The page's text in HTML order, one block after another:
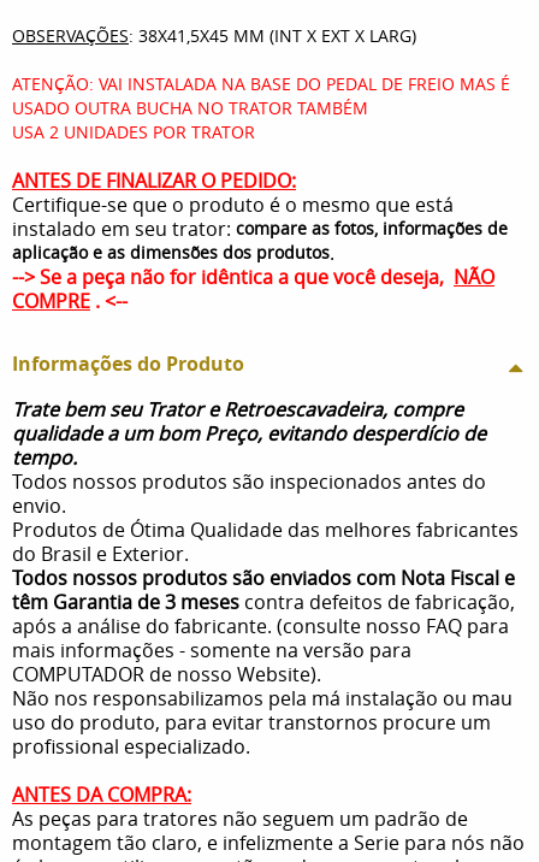
OBSERVAÇÕES: 38X41,5X45 MM (INT X EXT X LARG)
ATENÇÃO: VAI INSTALADA NA BASE DO PEDAL DE FREIO MAS É
USADO OUTRA BUCHA NO TRATOR TAMBÉM
USA 2 UNIDADES POR TRATOR
ANTES DE FINALIZAR O PEDIDO:
Certifique-se que o produto é o mesmo que está
instalado em seu trator: compare as fotos, informações de
aplicação e as dimensões dos produtos.
--> Se a peça não for idêntica a que você deseja, NÃO
COMPRE . <--
Informações do Produto
Trate bem seu Trator e Retroescavadeira, compre
qualidade a um bom Preço, evitando desperdício de
tempo.
Todos nossos produtos são inspecionados antes do
envio.
Produtos de Ótima Qualidade das melhores fabricantes
do Brasil e Exterior.
Todos nossos produtos são enviados com Nota Fiscal e
têm Garantia de 3 meses contra defeitos de fabricação,
após a análise do fabricante. (consulte nosso FAQ para
mais informações - somente na versão para
COMPUTADOR de nosso Website).
Não nos responsabilizamos pela má instalação ou mau
uso do produto, para evitar transtornos procure um
profissional especializado.
ANTES DA COMPRA:
As peças para tratores não seguem um padrão de
montagem tão claro, e infelizmente a Serie para nós não